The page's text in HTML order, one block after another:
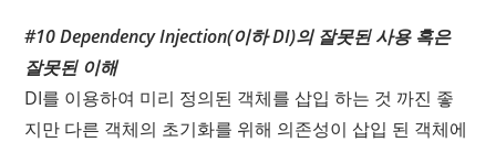
#10 Dependency Injection(이하 DI)의 잘못된 사용 혹은
잘못된 이해
DI를 이용하여 미리 정의된 객체를 삽입 하는 것 까진 좋
지만 다른 객체의 초기화를 위해 의존성이 삽입 된 객체에